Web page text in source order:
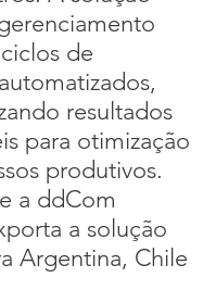
de
resultados
para otimização
produtivos.
a ddCom
a solução
Argentina, Chile